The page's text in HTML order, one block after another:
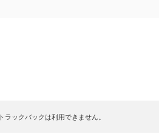
トラックバックは利用できません。